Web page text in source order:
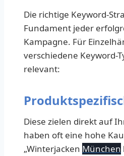
Die richtige Keyword-
Fundament jeder
Kampagne. Für
verschiedene Keyword-
relevant:
Diese zielen direkt auf
haben oft eine hohe
„Winterjacken München